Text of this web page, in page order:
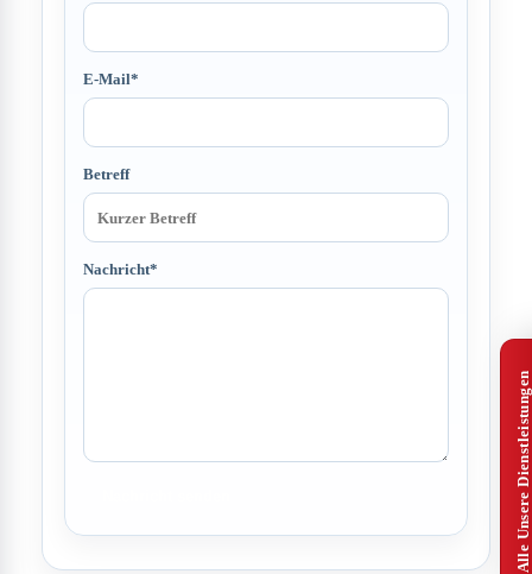
E-Mail*
Betreff
Nachricht*
Alle Unsere Dienstleistungen